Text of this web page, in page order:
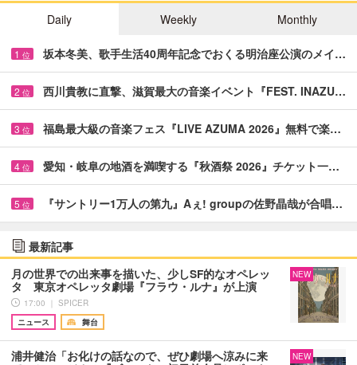
Daily
Weekly Monthly
1 位 坂本冬美、歌手生活40周年記念でおくる明治座公演のメイ…
2 位 西川貴教に直撃、滋賀最大の音楽イベント『FEST. INAZU…
3 位 福島最大級の音楽フェス『LIVE AZUMA 2026』無料で楽…
4 位 愛知・岐阜の地酒を満喫する『秋酒祭 2026』チケット一…
5 位 『サントリー1万人の第九』Aぇ! groupの佐野晶哉が合唱…
最新記事
月の世界での出来事を描いた、少しSF的なオペレッ
タ 東京オペレッタ劇場『フラウ・ルナ』が上演
17:00 ｜ SPICER
ニュース
舞台
NEW
浦井健治「お化けの話なので、ぜひ劇場へ涼みに来
NEW